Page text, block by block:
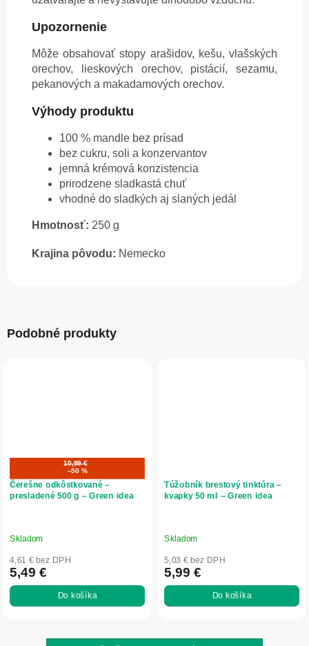
Upozornenie
Môže obsahovať stopy arašidov, kešu, vlašských
orechov, lieskových orechov, pistácií, sezamu,
pekanových a makadamových orechov.
Výhody produktu
100 % mandle bez prísad
bez cukru, soli a konzervantov
jemná krémová konzistencia
prirodzene sladkastá chuť
vhodné do sladkých aj slaných jedál
Hmotnosť: 250 g
Krajina pôvodu: Nemecko
Podobné produkty
10,99 €
–50 %
Čerešne odkôstkované –
presladené 500 g – Green idea
Skladom
4,61 € bez DPH
5,49 €
Do košíka
Túžobník brestový tinktúra –
kvapky 50 ml – Green idea
Skladom
5,03 € bez DPH
5,99 €
Do košíka